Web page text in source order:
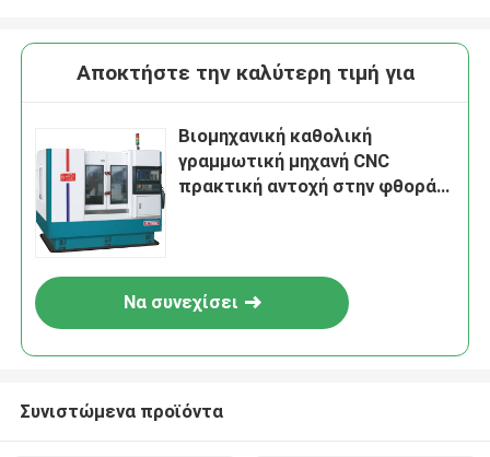
Αποκτήστε την καλύτερη τιμή για
Βιομηχανική καθολική
γραμμωτική μηχανή CNC
πρακτική αντοχή στην φθορά
Να συνεχίσει
Συνιστώμενα προϊόντα